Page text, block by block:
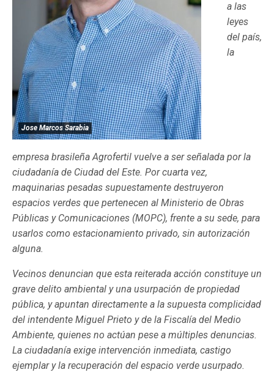
Jose Marcos Sarabia
a las
leyes
del país,
la
empresa brasileña Agrofertil vuelve a ser señalada por la
ciudadanía de Ciudad del Este. Por cuarta vez,
maquinarias pesadas supuestamente destruyeron
espacios verdes que pertenecen al Ministerio de Obras
Públicas y Comunicaciones (MOPC), frente a su sede, para
usarlos como estacionamiento privado, sin autorización
alguna.
Vecinos denuncian que esta reiterada acción constituye un
grave delito ambiental y una usurpación de propiedad
pública, y apuntan directamente a la supuesta complicidad
del intendente Miguel Prieto y de la Fiscalía del Medio
Ambiente, quienes no actúan pese a múltiples denuncias.
La ciudadanía exige intervención inmediata, castigo
ejemplar y la recuperación del espacio verde usurpado.